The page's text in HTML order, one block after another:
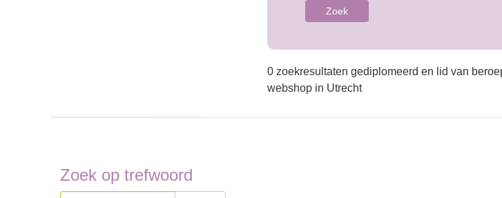
Zoek
0 zoekresultaten gediplomeerd en lid van
webshop in Utrecht
Zoek op trefwoord